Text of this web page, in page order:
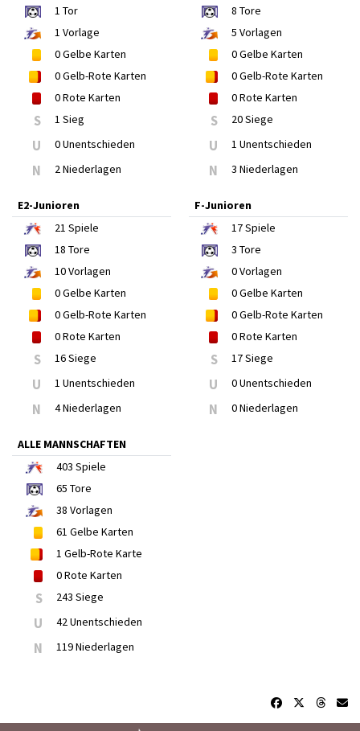
1 Tor
1 Vorlage
0Gelbe Karten
0Gelb-Rote Karten
0Rote Karten
S 1 Sieg
U 0 Unentschieden
N 2 Niederlagen
8 Tore
5 Vorlagen
0Gelbe Karten
0Gelb-Rote Karten
0Rote Karten
S 20 Siege
U 1 Unentschieden
N 3 Niederlagen
E2-Junioren
21 Spiele
18 Tore
10Vorlagen
0Gelbe Karten
0Gelb-Rote Karten
0Rote Karten
S 16 Siege
U 1 Unentschieden
N 4 Niederlagen
F-Junioren
17Spiele
3 Tore
0Vorlagen
0Gelbe Karten
0Gelb-Rote Karten
0Rote Karten
S 17 Siege
U 0 Unentschieden
N 0 Niederlagen
ALLE MANNSCHAFTEN
403 Spiele
65 Tore
38 Vorlagen
61 Gelbe Karten
1 Gelb-Rote Karte
0Rote Karten
S 243 Siege
U 42 Unentschieden
N 119 Niederlagen